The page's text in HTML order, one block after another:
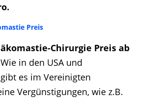
Preis
Chirurgie Preis ab
in den USA und
es im Vereinigten
Vergünstigungen, wie z.B.